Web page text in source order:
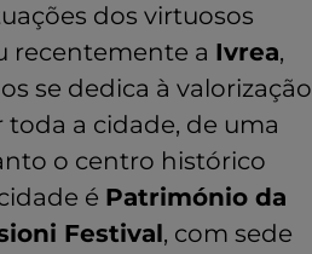
dos virtuosos
recentemente a Ivrea,
se dedica à valorização
toda a cidade, de uma
o centro histórico
é Património da
Festival, com sede